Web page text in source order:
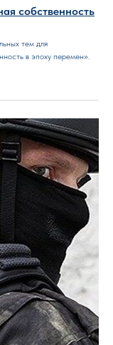
собственность
тем для
в эпоху перемен».